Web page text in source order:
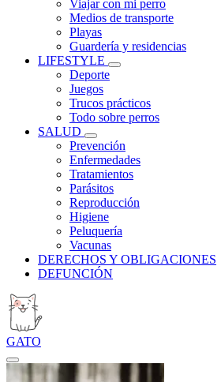
Viajar con mi perro
Medios de transporte
Playas
Guardería y residencias
LIFESTYLE
Deporte
Juegos
Trucos prácticos
Todo sobre perros
SALUD
Prevención
Enfermedades
Tratamientos
Parásitos
Reproducción
Higiene
Peluquería
Vacunas
DERECHOS Y OBLIGACIONES
DEFUNCIÓN
GATO